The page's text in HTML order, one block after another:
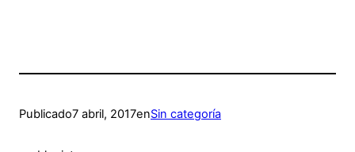
Publicado7 abril, 2017enSin categoría